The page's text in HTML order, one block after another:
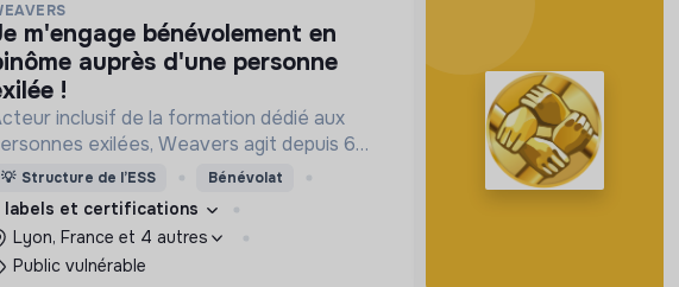
en
auprès d'une personne
!
inclusif de la formation dédié aux
exilées, Weavers agit depuis 6
ans pour construire une société
et résiliente.
💡 Structure de l’ESS Bénévolat
labels et certifications
Lyon, France et 4 autres
Public vulnérable